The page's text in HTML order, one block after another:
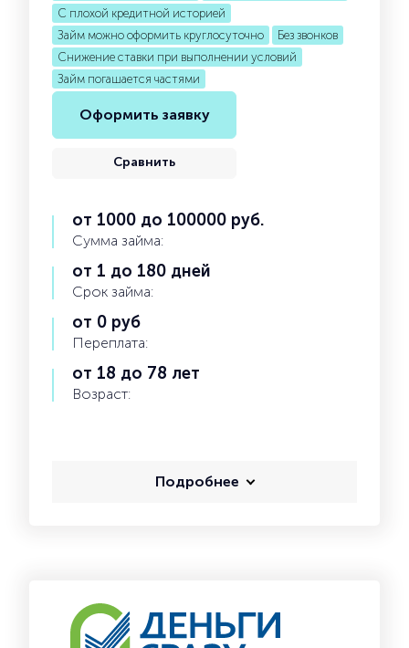
С плохой кредитной историей
Займ можно оформить круглосуточно
Без звонков
Снижение ставки при выполнении условий
Займ погашается частями
Оформить заявку
Сравнить
от 1000 до 100000 руб.
Сумма займа:
от 1 до 180 дней
Срок займа:
от 0 руб
Переплата:
от 18 до 78 лет
Возраст:
Подробнее